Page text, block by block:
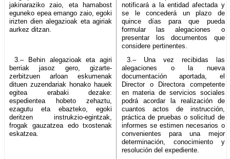
jakinaraziko zaio, eta hamabost
eguneko epea emango zaio, egoki
irizten dien alegazioak eta agiriak
aurkez ditzan.
notificará a la entidad afectada y
se le concederá un plazo de
quince días para que pueda
formular las alegaciones o
presentar los documentos que
considere pertinentes.
3.– Behin alegazioak eta agiri
berriak jasoz gero, gizarte-
zerbitzuen arloan eskumenak
dituen zuzendariak honako hauek
egitea erabaki dezake:
espedientea hobeto zehaztu,
ezagutu eta ebazteko, egoki
deritzen instrukzio-egintzak,
frogak gauzatzea edo txostenak
eskatzea.
3.– Una vez recibidas las
alegaciones o la nueva
documentación aportada, el
Director o Directora competente
en materia de servicios sociales
podrá acordar la realización de
cuantos actos de instrucción,
práctica de pruebas o solicitud de
informes se estimen necesarios o
convenientes para una mejor
determinación, conocimiento y
resolución del expediente.